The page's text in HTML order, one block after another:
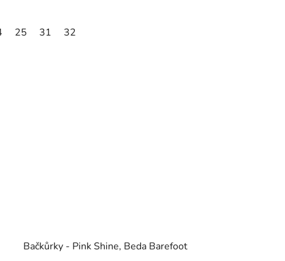
25 31 32
Bačkůrky - Pink Shine, Beda Barefoot